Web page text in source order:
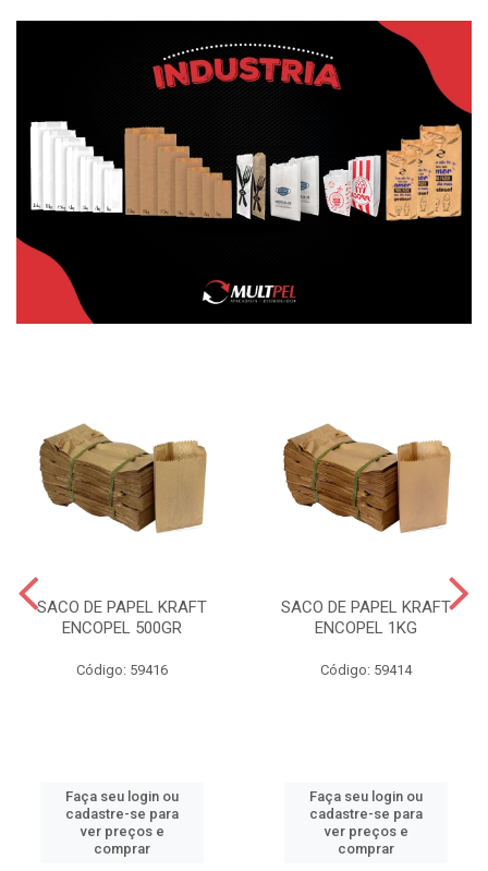
SACO DE PAPEL KRAFT
ENCOPEL 500GR
Código: 59416
Faça seu login ou
cadastre-se para
ver preços e
comprar
SACO DE PAPEL KRAFT
ENCOPEL 1KG
Código: 59414
Faça seu login ou
cadastre-se para
ver preços e
comprar